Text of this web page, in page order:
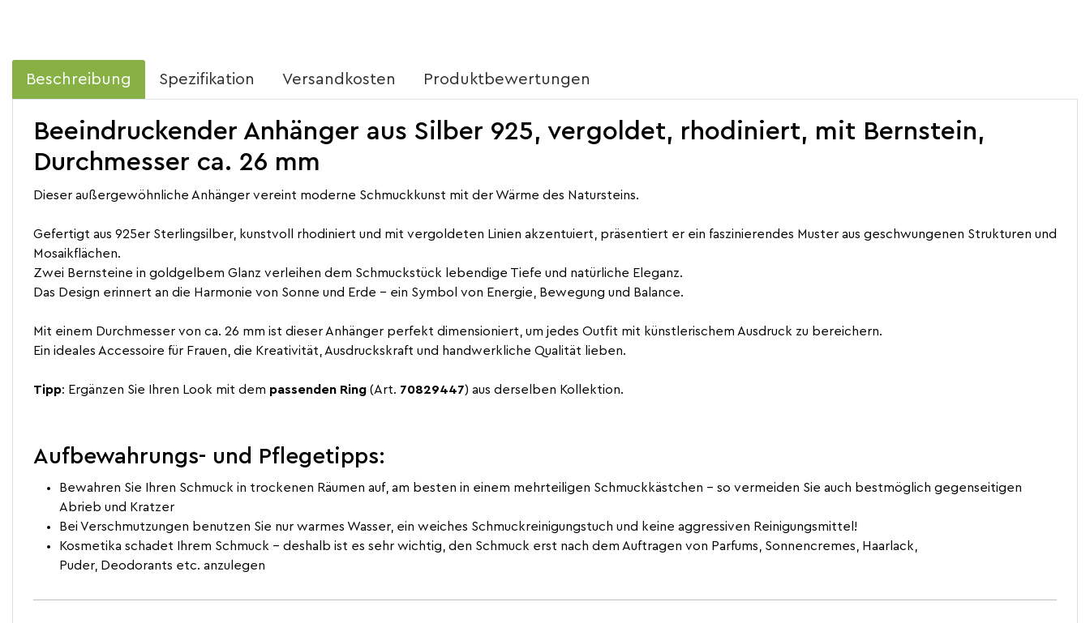
Beschreibung Spezifikation Versandkosten Produktbewertungen
Beeindruckender Anhänger aus Silber 925, vergoldet, rhodiniert, mit Bernstein,
Durchmesser ca. 26 mm
Dieser außergewöhnliche Anhänger vereint moderne Schmuckkunst mit der Wärme des Natursteins.
Gefertigt aus 925er Sterlingsilber, kunstvoll rhodiniert und mit vergoldeten Linien akzentuiert, präsentiert er ein faszinierendes Muster aus geschwungenen Strukturen und
Mosaikflächen.
Zwei Bernsteine in goldgelbem Glanz verleihen dem Schmuckstück lebendige Tiefe und natürliche Eleganz.
Das Design erinnert an die Harmonie von Sonne und Erde – ein Symbol von Energie, Bewegung und Balance.
Mit einem Durchmesser von ca. 26 mm ist dieser Anhänger perfekt dimensioniert, um jedes Outfit mit künstlerischem Ausdruck zu bereichern.
Ein ideales Accessoire für Frauen, die Kreativität, Ausdruckskraft und handwerkliche Qualität lieben.
Tipp: Ergänzen Sie Ihren Look mit dem passenden Ring (Art. 70829447) aus derselben Kollektion.
Aufbewahrungs- und Pflegetipps:
Bewahren Sie Ihren Schmuck in trockenen Räumen auf, am besten in einem mehrteiligen Schmuckkästchen – so vermeiden Sie auch bestmöglich gegenseitigen
Abrieb und Kratzer
Bei Verschmutzungen benutzen Sie nur warmes Wasser, ein weiches Schmuckreinigungstuch und keine aggressiven Reinigungsmittel!
Kosmetika schadet Ihrem Schmuck - deshalb ist es sehr wichtig, den Schmuck erst nach dem Auftragen von Parfums, Sonnencremes, Haarlack,
Puder, Deodorants etc. anzulegen